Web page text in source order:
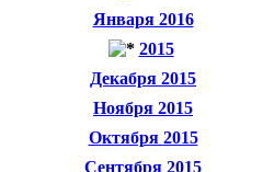
Января 2016
2015
Декабря 2015
Ноября 2015
Октября 2015
Сентября 2015